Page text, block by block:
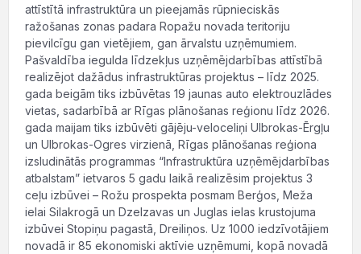
attīstītā infrastruktūra un pieejamās rūpnieciskās
ražošanas zonas padara Ropažu novada teritoriju
pievilcīgu gan vietējiem, gan ārvalstu uzņēmumiem.
Pašvaldība iegulda līdzekļus uzņēmējdarbības attīstībā
realizējot dažādus infrastruktūras projektus – līdz 2025.
gada beigām tiks izbūvētas 19 jaunas auto elektrouzlādes
vietas, sadarbībā ar Rīgas plānošanas reģionu līdz 2026.
gada maijam tiks izbūvēti gājēju-veloceliņi Ulbrokas-Ērgļu
un Ulbrokas-Ogres virzienā, Rīgas plānošanas reģiona
izsludinātās programmas “Infrastruktūra uzņēmējdarbības
atbalstam” ietvaros 5 gadu laikā realizēsim projektus 3
ceļu izbūvei – Rožu prospekta posmam Berģos, Meža
ielai Silakrogā un Dzelzavas un Juglas ielas krustojuma
izbūvei Stopiņu pagastā, Dreiliņos. Uz 1000 iedzīvotājiem
novadā ir 85 ekonomiski aktīvie uzņēmumi, kopā novadā